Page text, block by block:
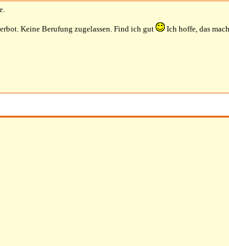
Keine Berufung zugelassen. Find ich gut
Ich hoffe, das